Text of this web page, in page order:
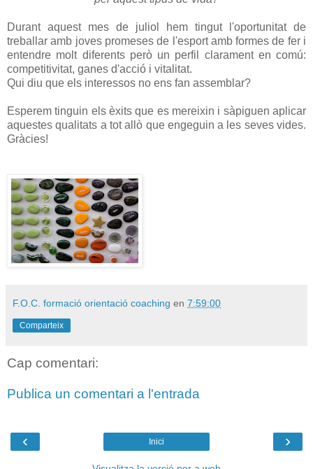
Durant aquest mes de juliol hem tingut l'oportunitat de
treballar amb joves promeses de l'esport amb formes de fer i
entendre molt diferents però un perfil clarament en comú:
competitivitat, ganes d'acció i vitalitat.
Qui diu que els interessos no ens fan assemblar?
Esperem tinguin els èxits que es mereixin i sàpiguen aplicar
aquestes qualitats a tot allò que engeguin a les seves vides.
Gràcies!
F.O.C. formació orientació coaching en 7:59:00
Comparteix
Cap comentari:
Publica un comentari a l'entrada
‹ ›
Inici